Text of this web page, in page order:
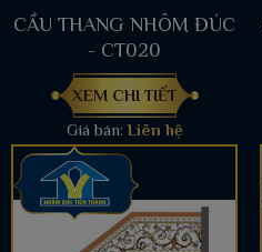
CẦU THANG NHÔM ĐÚC
- CT020
XEM CHI TIẾT
Giá bán: Liên hệ